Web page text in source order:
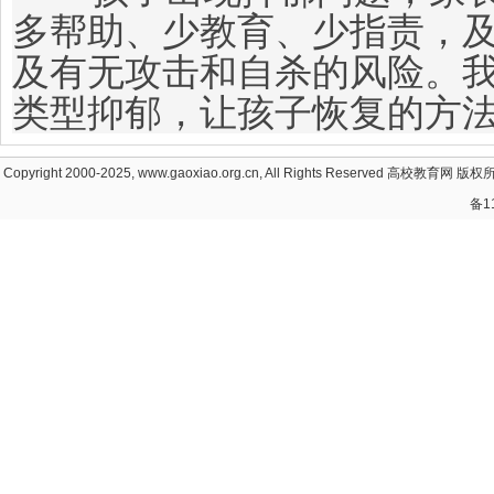
多帮助、少教育、少指责，
及有无攻击和自杀的风险。
类型抑郁，让孩子恢复的方
Copyright 2000-2025, www.gaoxiao.org.cn, All Rights Reserved 高校教育网 版权
备